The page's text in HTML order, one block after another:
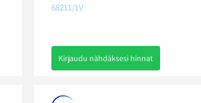
68211/1V
Kirjaudu nähdäksesi hinnat